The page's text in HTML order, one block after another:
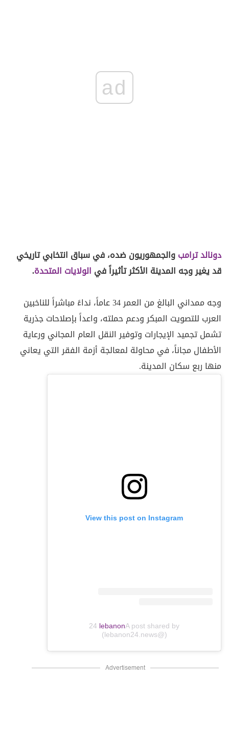
ad
دونالد ترامبوالجمهوريون ضده، في سباق انتخابي تاريخي
قد يغير وجه المدينة الأكثر تأثيراً في الولايات المتحدة.
وجه ممداني البالغ من العمر 34 عاماً، نداءً مباشراً للناخبين
العرب للتصويت المبكر ودعم حملته، واعداً بإصلاحات جذرية
تشمل تجميد الإيجارات وتوفير النقل العام المجاني ورعاية
الأطفال مجاناً، في محاولة لمعالجة أزمة الفقر التي يعاني
منها ربع سكان المدينة.
View this post on Instagram
A post shared by
lebanon
24
(@lebanon24.news)
Advertisement